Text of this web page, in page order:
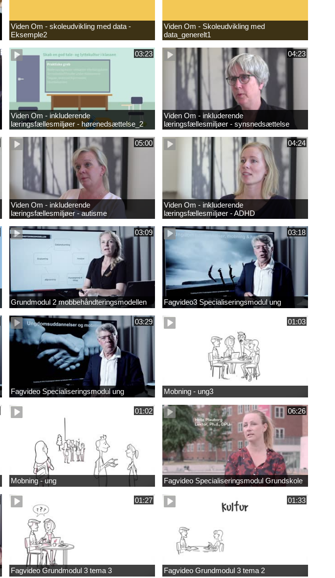
Viden Om - skoleudvikling med data -
Eksemple2
Viden Om - Skoleudvikling med
data_generelt1
03:23
Viden Om - inkluderende
læringsfællesmiljøer - hørenedsættelse_2
04:23
Viden Om - inkluderende
læringsfællesmiljøer - synsnedsættelse
05:00
Viden Om - inkluderende
læringsfællesmiljøer - autisme
04:24
Viden Om - inkluderende
læringsfællesmiljøer - ADHD
03:09
Grundmodul 2 mobbehåndteringsmodellen
03:18
Fagvideo3 Specialiseringsmodul ung
03:29
Fagvideo Specialiseringsmodul ung
01:03
Mobning - ung3
01:02
Mobning - ung
06:26
Fagvideo Specialiseringsmodul Grundskole
01:27
Fagvideo Grundmodul 3 tema 3
01:33
Fagvideo Grundmodul 3 tema 2